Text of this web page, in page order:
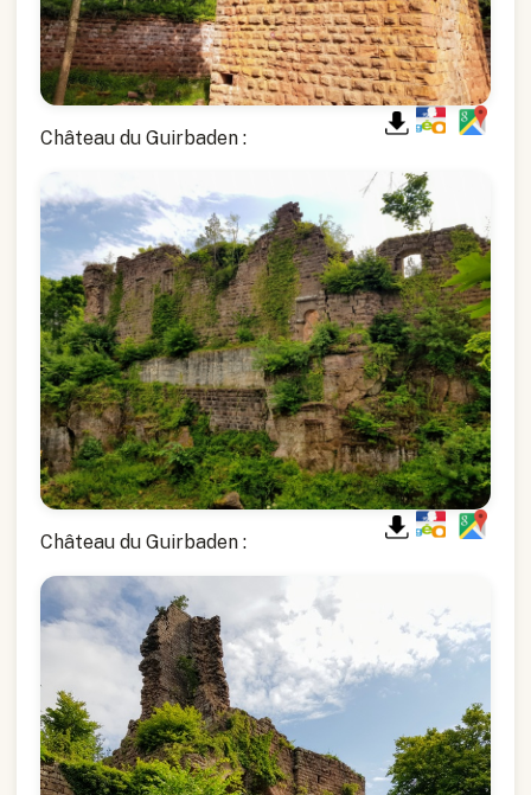
Château du Guirbaden :
Château du Guirbaden :